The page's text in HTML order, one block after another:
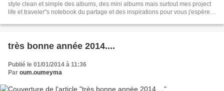
style clean et simple des albums, des mini albums mais surtout mes project
life et traveler"s notebook du partage et des inspirations pour vous j'espère
très bonne année 2014....
Publié le 01/01/2014 à 11:36
Par oum.oumeyma